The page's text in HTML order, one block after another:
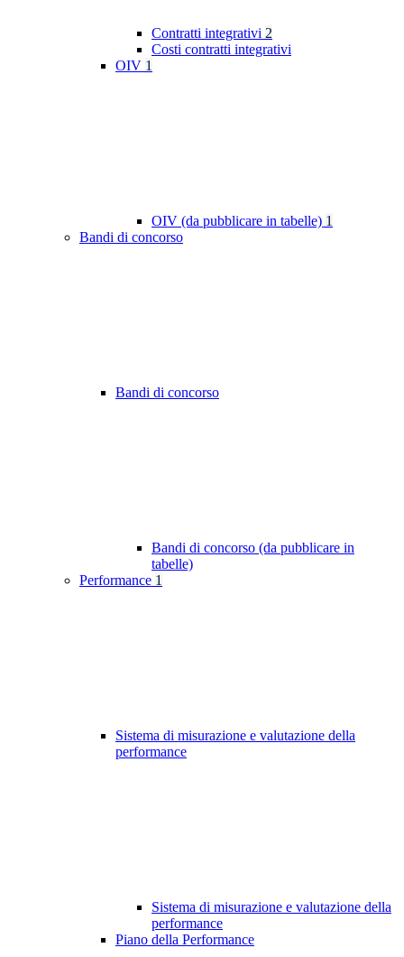
Contratti integrativi 2
Costi contratti integrativi
OIV 1
OIV (da pubblicare in tabelle) 1
Bandi di concorso
Bandi di concorso
Bandi di concorso (da pubblicare in
tabelle)
Performance 1
Sistema di misurazione e valutazione della
performance
Sistema di misurazione e valutazione della
performance
Piano della Performance